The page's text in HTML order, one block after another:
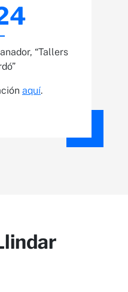
“Tallers
aquí.